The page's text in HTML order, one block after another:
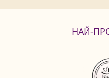
НАЙ-